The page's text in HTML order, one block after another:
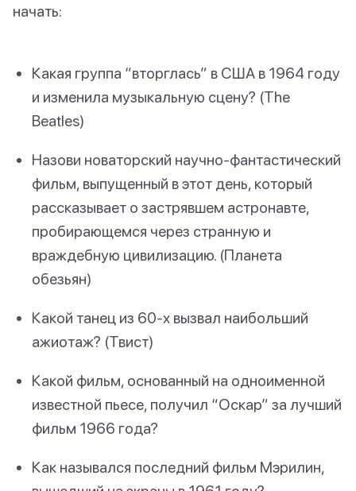
начать:
Какая группа “вторглась” в США в 1964 году
и изменила музыкальную сцену? (The
Beatles)
Назови новаторский научно-фантастический
фильм, выпущенный в этот день, который
рассказывает о застрявшем астронавте,
пробирающемся через странную и
враждебную цивилизацию. (Планета
обезьян)
Какой танец из 60-х вызвал наибольший
ажиотаж? (Твист)
Какой фильм, основанный на одноименной
известной пьесе, получил “Оскар” за лучший
фильм 1966 года?
Как назывался последний фильм Мэрилин,